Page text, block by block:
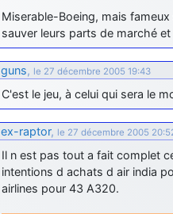
le lycée pour s'orienter et
d9pouces: lesquels, par
mahmoud: bonsoir, très
les photo des anciens appareils
d9pouces: Ça me casse quand
jericho: Pour moi tout est à
d9pouces : En espérant n’avoir
au passage !
d9pouces: j'ai trouvé un palliatif
Miserable-Boeing, mais
sauver leurs parts de marché
guns, le 27 décembre 2005 19:43
C'est le jeu, à celui qui sera le
ex-raptor, le 27 décembre 2005
Il n est pas tout a fait complet
intentions d achats d air india
airlines pour 43 A320.